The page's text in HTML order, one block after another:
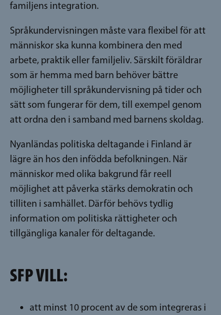
familjens integration.
Språkundervisningen måste vara flexibel för att
människor ska kunna kombinera den med
arbete, praktik eller familjeliv. Särskilt föräldrar
som är hemma med barn behöver bättre
möjligheter till språkundervisning på tider och
sätt som fungerar för dem, till exempel genom
att ordna den i samband med barnens skoldag.
Nyanländas politiska deltagande i Finland är
lägre än hos den infödda befolkningen. När
människor med olika bakgrund får reell
möjlighet att påverka stärks demokratin och
tilliten i samhället. Därför behövs tydlig
information om politiska rättigheter och
tillgängliga kanaler för deltagande.
SFP VILL:
att minst 10 procent av de som integreras i